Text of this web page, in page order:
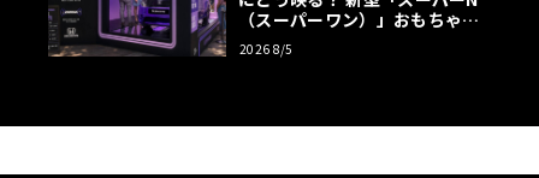
（スーパーワン）」おもちゃ箱
ツアーの全貌
2026 8/5